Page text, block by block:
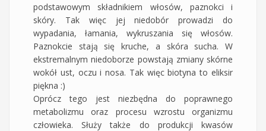
podstawowym składnikiem włosów, paznokci i
skóry. Tak więc jej niedobór prowadzi do
wypadania, łamania, wykruszania się włosów.
Paznokcie stają się kruche, a skóra sucha. W
ekstremalnym niedoborze powstają zmiany skórne
wokół ust, oczu i nosa. Tak więc biotyna to eliksir
piękna :)
Oprócz tego jest niezbędna do poprawnego
metabolizmu oraz procesu wzrostu organizmu
człowieka. Służy także do produkcji kwasów